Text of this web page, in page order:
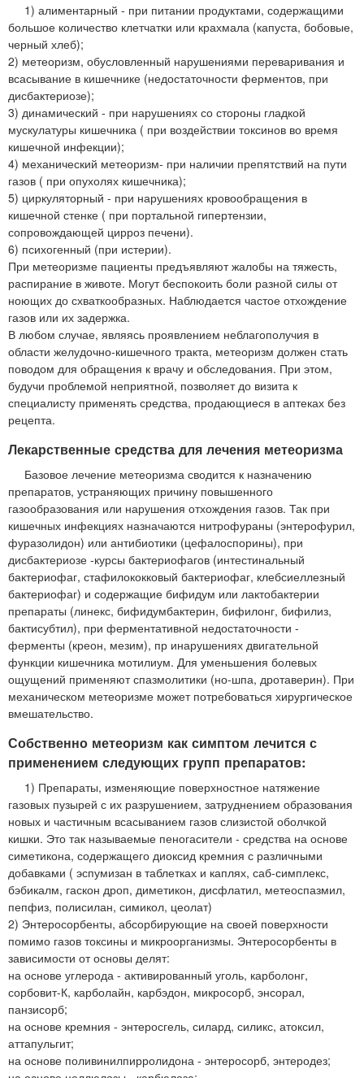
1) алиментарный - при питании продуктами, содержащими
большое количество клетчатки или крахмала (капуста, бобовые,
черный хлеб);
2) метеоризм, обусловленный нарушениями переваривания и
всасывание в кишечнике (недостаточности ферментов, при
дисбактериозе);
3) динамический - при нарушениях со стороны гладкой
мускулатуры кишечника ( при воздействии токсинов во время
кишечной инфекции);
4) механический метеоризм- при наличии препятствий на пути
газов ( при опухолях кишечника);
5) циркуляторный - при нарушениях кровообращения в
кишечной стенке ( при портальной гипертензии,
сопровождающей цирроз печени).
6) психогенный (при истерии).
При метеоризме пациенты предъявляют жалобы на тяжесть,
распирание в животе. Могут беспокоить боли разной силы от
ноющих до схваткообразных. Наблюдается частое отхождение
газов или их задержка.
В любом случае, являясь проявлением неблагополучия в
области желудочно-кишечного тракта, метеоризм должен стать
поводом для обращения к врачу и обследования. При этом,
будучи проблемой неприятной, позволяет до визита к
специалисту применять средства, продающиеся в аптеках без
рецепта.
Лекарственные средства для лечения метеоризма
Базовое лечение метеоризма сводится к назначению
препаратов, устраняющих причину повышенного
газообразования или нарушения отхождения газов. Так при
кишечных инфекциях назначаются нитрофураны (энтерофурил,
фуразолидон) или антибиотики (цефалоспорины), при
дисбактериозе -курсы бактериофагов (интестинальный
бактериофаг, стафилококковый бактериофаг, клебсиеллезный
бактериофаг) и содержащие бифидум или лактобактерии
препараты (линекс, бифидумбактерин, бифилонг, бифилиз,
бактисубтил), при ферментативной недостаточности -
ферменты (креон, мезим), пр инарушениях двигательной
функции кишечника мотилиум. Для уменьшения болевых
ощущений применяют спазмолитики (но-шпа, дротаверин). При
механическом метеоризме может потребоваться хирургическое
вмешательство.
Собственно метеоризм как симптом лечится с
применением следующих групп препаратов:
1) Препараты, изменяющие поверхностное натяжение
газовых пузырей с их разрушением, затруднением образования
новых и частичным всасыванием газов слизистой оболчкой
кишки. Это так называемые пеногасители - средства на основе
симетикона, содержащего диоксид кремния с различными
добавками ( эспумизан в таблетках и каплях, саб-симплекс,
бэбикалм, гаскон дроп, диметикон, дисфлатил, метеоспазмил,
пепфиз, полисилан, симикол, цеолат)
2) Энтеросорбенты, абсорбирующие на своей поверхности
помимо газов токсины и микроорганизмы. Энтеросорбенты в
зависимости от основы делят:
на основе углерода - активированный уголь, карболонг,
сорбовит-К, карболайн, карбэдон, микросорб, энсорал,
панзисорб;
на основе кремния - энтеросгель, силард, силикс, атоксил,
аттапульгит;
на основе поливинилпирролидона - энтеросорб, энтеродез;